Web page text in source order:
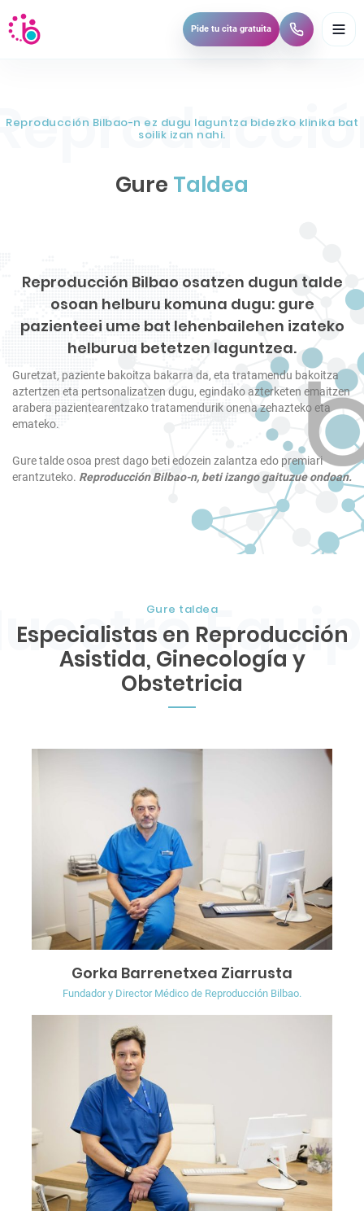
Pide tu cita gratuita
A
b
e
Reproducción Bilbao-n ez dugu laguntza bidezko klinika bat
soilik izan nahi.
Gure Taldea
Reproducción Bilbao osatzen dugun talde
osoan helburu komuna dugu: gure
pazienteei ume bat lehenbailehen izateko
helburua betetzen laguntzea.
Guretzat, paziente bakoitza bakarra da, eta tratamendu bakoitza
aztertzen eta pertsonalizatzen dugu, egindako azterketen emaitzen
arabera pazientearentzako tratamendurik onena zehazteko eta
emateko.
Gure talde osoa prest dago beti edozein zalantza edo premiari
erantzuteko. Reproducción Bilbao-n, beti izango gaituzue ondoan.
Gure taldea
Especialistas en Reproducción
Asistida, Ginecología y
Obstetricia
Gorka Barrenetxea Ziarrusta
Fundador y Director Médico de Reproducción Bilbao.